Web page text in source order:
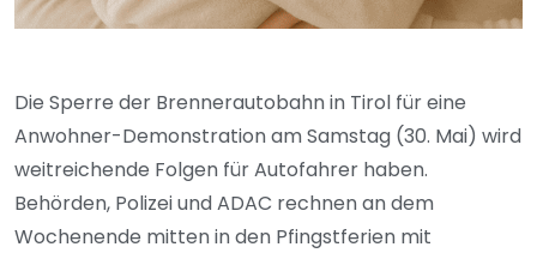
Die Sperre der Brennerautobahn in Tirol für eine
Anwohner-Demonstration am Samstag (30. Mai) wird
weitreichende Folgen für Autofahrer haben.
Behörden, Polizei und ADAC rechnen an dem
Wochenende mitten in den Pfingstferien mit